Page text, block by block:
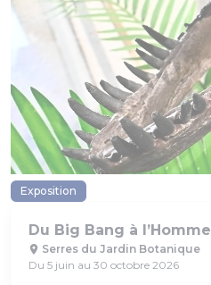
Exposition
Du Big Bang à l’Homme
Serres du Jardin Botanique
Du 5 juin au 30 octobre 2026